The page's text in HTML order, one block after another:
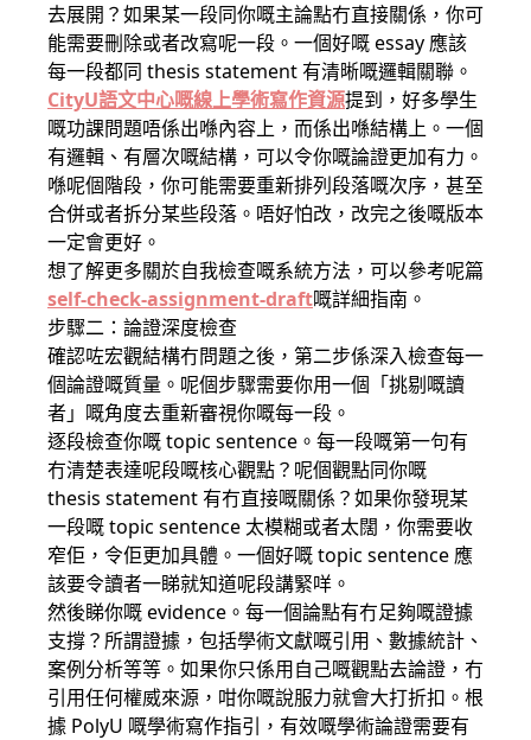
去展開？如果某一段同你嘅主論點冇直接關係，你可
能需要刪除或者改寫呢一段。一個好嘅 essay 應該
每一段都同 thesis statement 有清晰嘅邏輯關聯。
CityU語文中心嘅線上學術寫作資源提到，好多學生
嘅功課問題唔係出喺內容上，而係出喺結構上。一個
有邏輯、有層次嘅結構，可以令你嘅論證更加有力。
喺呢個階段，你可能需要重新排列段落嘅次序，甚至
合併或者拆分某些段落。唔好怕改，改完之後嘅版本
一定會更好。
想了解更多關於自我檢查嘅系統方法，可以參考呢篇
self-check-assignment-draft嘅詳細指南。
步驟二：論證深度檢查
確認咗宏觀結構冇問題之後，第二步係深入檢查每一
個論證嘅質量。呢個步驟需要你用一個「挑剔嘅讀
者」嘅角度去重新審視你嘅每一段。
逐段檢查你嘅 topic sentence。每一段嘅第一句有
冇清楚表達呢段嘅核心觀點？呢個觀點同你嘅
thesis statement 有冇直接嘅關係？如果你發現某
一段嘅 topic sentence 太模糊或者太闊，你需要收
窄佢，令佢更加具體。一個好嘅 topic sentence 應
該要令讀者一睇就知道呢段講緊咩。
然後睇你嘅 evidence。每一個論點有冇足夠嘅證據
支撐？所謂證據，包括學術文獻嘅引用、數據統計、
案例分析等等。如果你只係用自己嘅觀點去論證，冇
引用任何權威來源，咁你嘅說服力就會大打折扣。根
據 PolyU 嘅學術寫作指引，有效嘅學術論證需要有